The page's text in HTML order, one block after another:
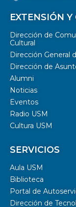
EXTENSIÓN
Dirección de
Cultural
Dirección General
Dirección de
Alumni
Noticias
Eventos
Radio USM
Cultura USM
SERVICIOS
Aula USM
Biblioteca
Portal de
Dirección de